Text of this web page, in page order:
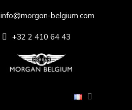
info@morgan-belgium.com
+32 2 410 64 43